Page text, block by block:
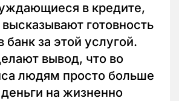
в кредите,
готовность
банк за этой услугой.
вывод, что во
людям просто больше
на жизненно